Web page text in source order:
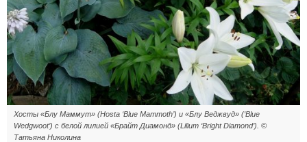
Хосты «Блу Маммут» (Hosta ‘Blue Mammoth’) и «Блу Веджвуд» (‘Blue
Wedgwoot’) с белой лилией «Брайт Диамонд» (Lilium ‘Bright Diamond’). ©
Татьяна Николина